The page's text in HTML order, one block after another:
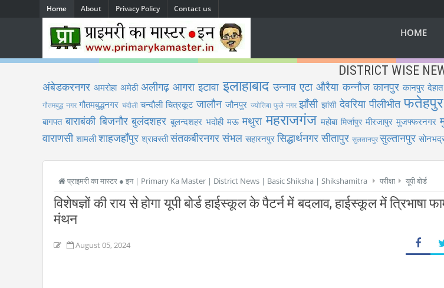
Home About Privacy Policy Contact us
HOME
DISTRICT WISE
अंबेडकरनगर अमरोहा अमेठी अलीगढ़ आगरा इटावा इलाहाबाद उन्नाव एटा औरैया कन्नौज कानपुर कानपुर देहात
गौतमबुद्ध नगर गौतमबुद्धनगर चंदौली चन्दौली चित्रकूट जालौन जौनपुर ज्योतिबा फुले नगर झाँसी झांसी देवरिया पीलीभीत फतेहपुर
बागपत बाराबंकी बिजनौर बुलंदशहर बुलन्दशहर भदोही मऊ मथुरा महराजगंज महोबा मिर्जापुर मीरजापुर मुजफ्फरनगर
वाराणसी शामली शाहजहाँपुर श्रावस्ती संतकबीरनगर संभल सहारनपुर सिद्धार्थनगर सीतापुर सुलतानपुरसुल्तानपुर
प्राइमरी का मास्टर ● इन | Primary Ka Master | District News | Basic Shiksha | Shikshamitra परीक्षा यूपी बोर्ड
विशेषज्ञों की राय से होगा यूपी बोर्ड हाईस्कूल के पैटर्न में बदलाव, हाईस्कूल में त्रिभाषा
मंथन
August 05, 2024